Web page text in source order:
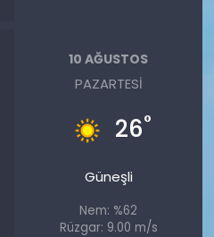
10 AĞUSTOS
PAZARTESI
26°
Güneşli
Nem: %62
Rüzgar: 9.00 m/s